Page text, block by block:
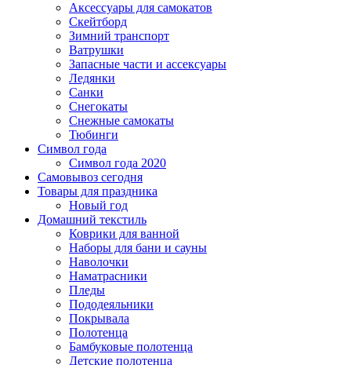
Аксессуары для самокатов
Скейтборд
Зимний транспорт
Ватрушки
Запасные части и ассексуары
Ледянки
Санки
Снегокаты
Снежные самокаты
Тюбинги
Символ года
Символ года 2020
Самовывоз сегодня
Товары для праздника
Новый год
Домашний текстиль
Коврики для ванной
Наборы для бани и сауны
Наволочки
Наматрасники
Пледы
Пододеяльники
Покрывала
Полотенца
Бамбуковые полотенца
Детские полотенца